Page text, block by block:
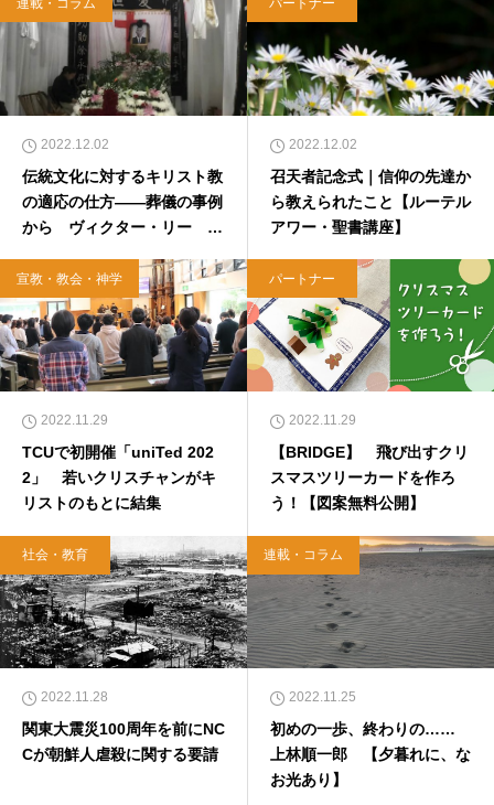
2022.12.02
伝統文化に対するキリスト教
の適応の仕方――葬儀の事例
から ヴィクター・リー
2022.12.02
召天者記念式｜信仰の先達か
ら教えられたこと【ルーテル
アワー・聖書講座】
宣教・教会・神学
2022.11.29
TCUで初開催「uniTed 202
2」 若いクリスチャンがキ
リストのもとに結集
パートナー
2022.11.29
【BRIDGE】 飛び出すクリ
スマスツリーカードを作ろ
う！【図案無料公開】
社会・教育
2022.11.28
関東大震災100周年を前にNC
Cが朝鮮人虐殺に関する要請
連載・コラム
2022.11.25
初めの一歩、終わりの……
上林順一郎 【夕暮れに、な
お光あり】